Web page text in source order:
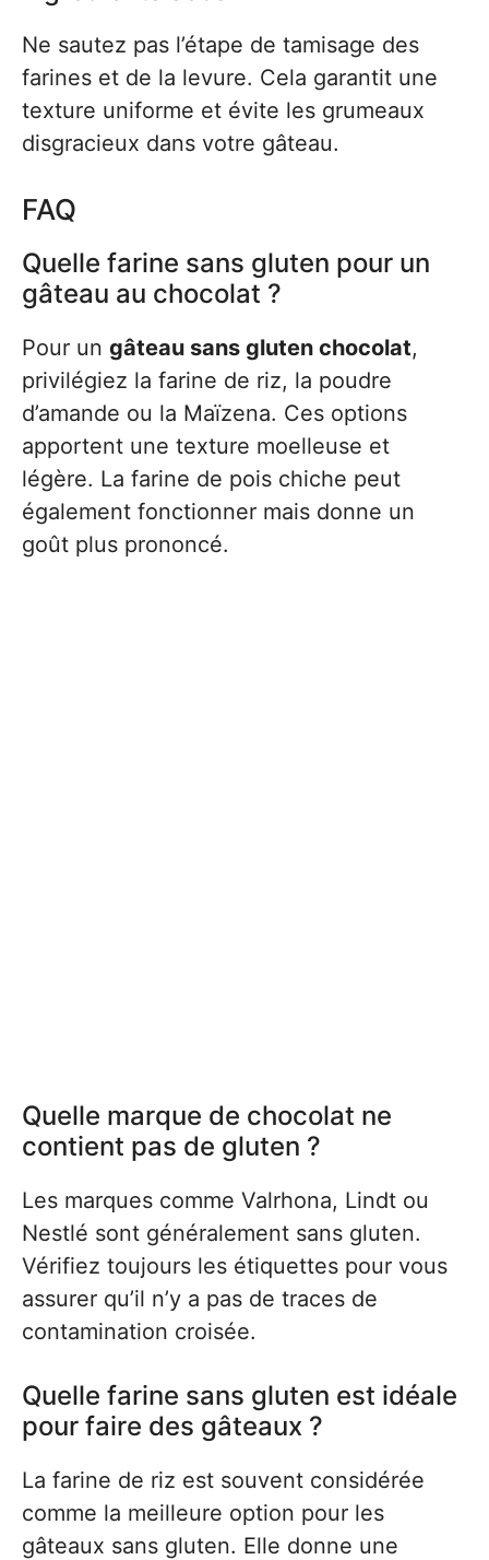
Ne sautez pas l’étape de tamisage des
farines et de la levure. Cela garantit une
texture uniforme et évite les grumeaux
disgracieux dans votre gâteau.
FAQ
Quelle farine sans gluten pour un
gâteau au chocolat ?
Pour un gâteau sans gluten chocolat,
privilégiez la farine de riz, la poudre
d’amande ou la Maïzena. Ces options
apportent une texture moelleuse et
légère. La farine de pois chiche peut
également fonctionner mais donne un
goût plus prononcé.
Quelle marque de chocolat ne
contient pas de gluten ?
Les marques comme Valrhona, Lindt ou
Nestlé sont généralement sans gluten.
Vérifiez toujours les étiquettes pour vous
assurer qu’il n’y a pas de traces de
contamination croisée.
Quelle farine sans gluten est idéale
pour faire des gâteaux ?
La farine de riz est souvent considérée
comme la meilleure option pour les
gâteaux sans gluten. Elle donne une